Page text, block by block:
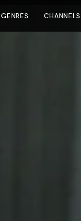
GENRES CHANNELS